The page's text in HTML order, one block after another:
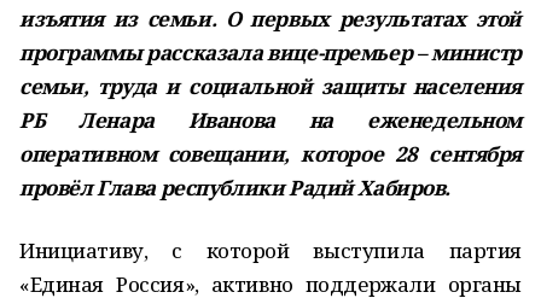
изъятия из семьи. О первых результатах этой
программы рассказала вице-премьер – министр
семьи, труда и социальной защиты населения
РБ Ленара Иванова на еженедельном
оперативном совещании, которое 28 сентября
провёл Глава республики Радий Хабиров.
Инициативу, с которой выступила партия
«Единая Россия», активно поддержали органы